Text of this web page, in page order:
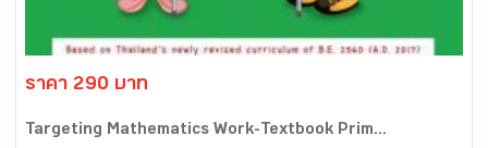
ราคา 290 บาท
Targeting Mathematics Work-Textbook Prim...